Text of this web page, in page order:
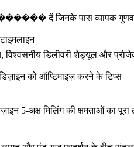
दें जिनके पास व्यापक गुणवत्ता
विश्वसनीय डिलीवरी शेड्यूल और
को ऑप्टिमाइज़ करने के टिप्स
5-अक्ष मिलिंग की क्षमताओं का